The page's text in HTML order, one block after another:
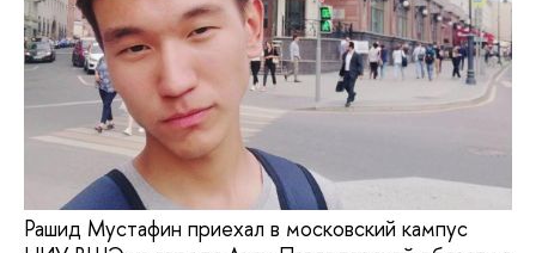
Рашид Мустафин приехал в московский кампус